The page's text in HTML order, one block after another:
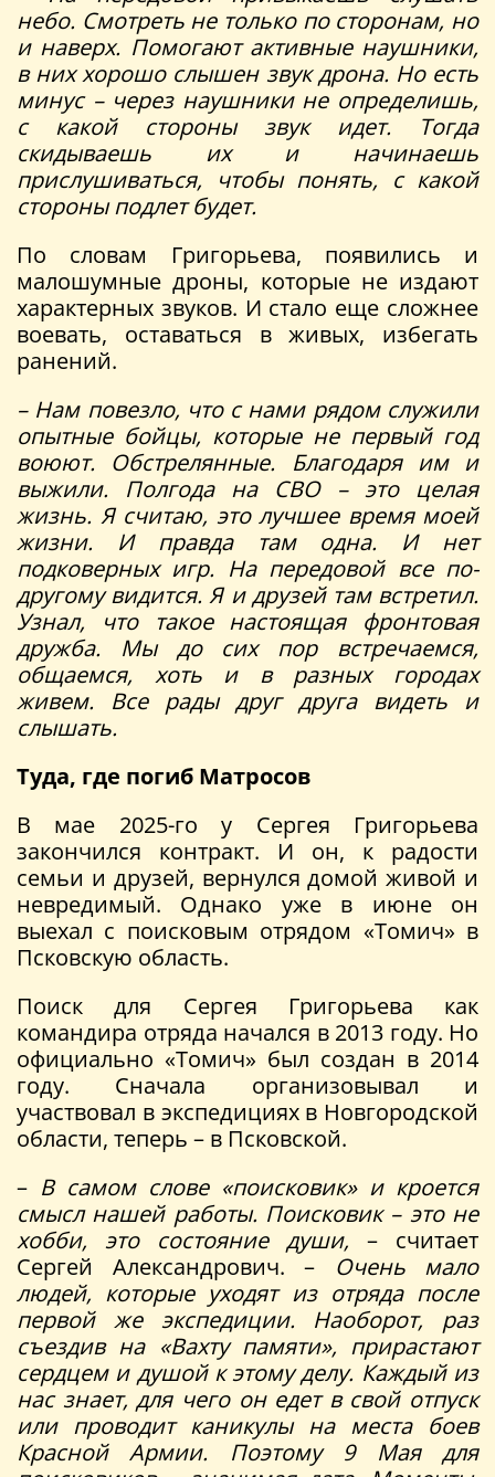
небо. Смотреть не только по сторонам, но
и наверх. Помогают активные наушники,
в них хорошо слышен звук дрона. Но есть
минус – через наушники не определишь,
с какой стороны звук идет. Тогда
скидываешь их и начинаешь
прислушиваться, чтобы понять, с какой
стороны подлет будет.
По словам Григорьева, появились и
малошумные дроны, которые не издают
характерных звуков. И стало еще сложнее
воевать, оставаться в живых, избегать
ранений.
– Нам повезло, что с нами рядом служили
опытные бойцы, которые не первый год
воюют. Обстрелянные. Благодаря им и
выжили.
Полгода на СВО – это целая
жизнь. Я считаю, это лучшее время моей
жизни. И правда там одна. И нет
подковерных игр. На передовой все по-
другому видится. Я и друзей там встретил.
Узнал, что такое настоящая фронтовая
дружба. Мы до сих пор встречаемся,
общаемся, хоть и в разных городах
живем. Все рады друг друга видеть и
слышать.
Туда, где погиб Матросов
В мае 2025-го у Сергея Григорьева
закончился контракт. И он, к радости
семьи и друзей, вернулся домой живой и
невредимый. Однако уже в июне он
выехал с поисковым отрядом «Томич» в
Псковскую область.
Поиск для Сергея Григорьева как
командира отряда начался в 2013 году. Но
официально «Томич» был создан в 2014
году. Сначала организовывал и
участвовал в экспедициях в Новгородской
области, теперь – в Псковской.
– В самом слове «поисковик» и кроется
смысл нашей работы. Поисковик – это не
хобби, это состояние души, – считает
Сергей Александрович. – Очень мало
людей, которые уходят из отряда после
первой же экспедиции. Наоборот, раз
съездив на «Вахту памяти», прирастают
сердцем и душой к этому делу. Каждый из
нас знает, для чего он едет в свой отпуск
или проводит каникулы на места боев
Красной Армии. Поэтому 9 Мая для